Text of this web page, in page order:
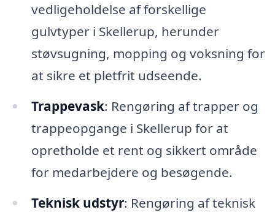
vedligeholdelse af forskellige
gulvtyper i Skellerup, herunder
støvsugning, mopping og voksning for
at sikre et pletfrit udseende.
Trappevask: Rengøring af trapper og
trappeopgange i Skellerup for at
opretholde et rent og sikkert område
for medarbejdere og besøgende.
Teknisk udstyr: Rengøring af teknisk